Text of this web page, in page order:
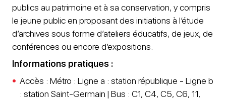
publics au patrimoine et à sa conservation, y compris
le jeune public en proposant des initiations à l’étude
d’archives sous forme d’ateliers éducatifs, de jeux, de
conférences ou encore d’expositions.
Informations pratiques :
Accès : Métro : Ligne a : station république - Ligne b
: station Saint-Germain | Bus : C1, C4, C5, C6, 11,